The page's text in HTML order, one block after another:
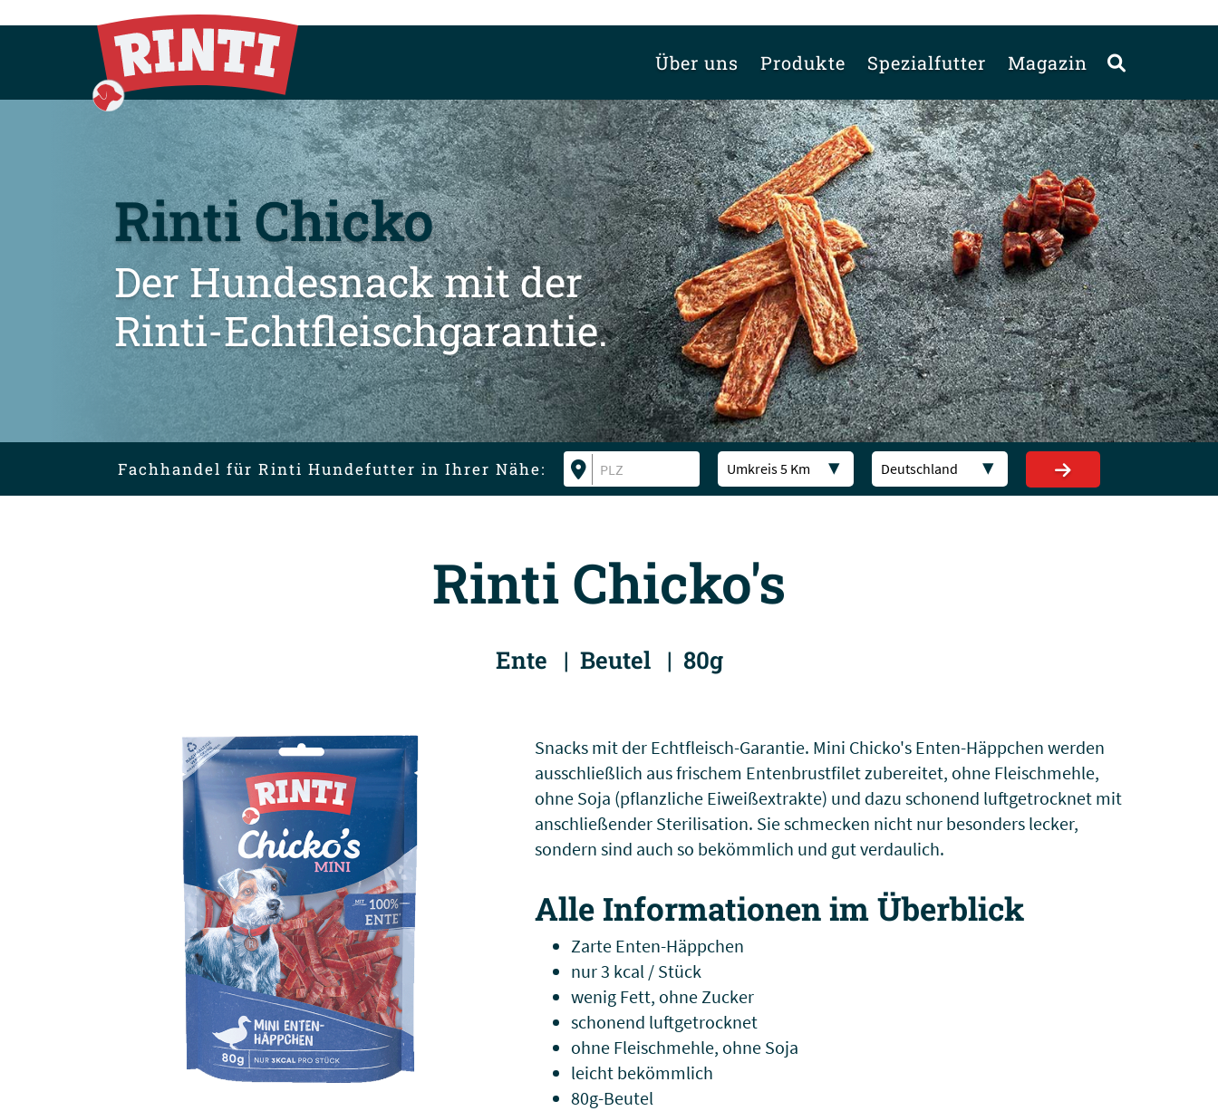
Über uns Produkte Spezialfutter Magazin
Rinti Chicko
Der Hundesnack mit der
Rinti-Echtfleischgarantie.
Fachhandel für Rinti Hundefutter in Ihrer Nähe: Umkreis 5 Km Deutschland
Rinti Chicko's
Ente | Beutel | 80g
Snacks mit der Echtfleisch-Garantie. Mini Chicko's Enten-Häppchen werden
ausschließlich aus frischem Entenbrustfilet zubereitet, ohne Fleischmehle,
ohne Soja (pflanzliche Eiweißextrakte) und dazu schonend luftgetrocknet mit
anschließender Sterilisation. Sie schmecken nicht nur besonders lecker,
sondern sind auch so bekömmlich und gut verdaulich.
Alle Informationen im Überblick
Zarte Enten-Häppchen
nur 3 kcal / Stück
wenig Fett, ohne Zucker
schonend luftgetrocknet
ohne Fleischmehle, ohne Soja
leicht bekömmlich
80g-Beutel